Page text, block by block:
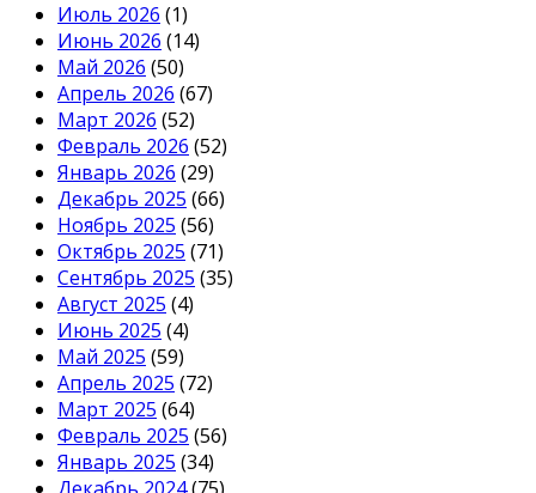
Июль 2026 (1)
Июнь 2026 (14)
Май 2026 (50)
Апрель 2026 (67)
Март 2026 (52)
Февраль 2026 (52)
Январь 2026 (29)
Декабрь 2025 (66)
Ноябрь 2025 (56)
Октябрь 2025 (71)
Сентябрь 2025 (35)
Август 2025 (4)
Июнь 2025 (4)
Май 2025 (59)
Апрель 2025 (72)
Март 2025 (64)
Февраль 2025 (56)
Январь 2025 (34)